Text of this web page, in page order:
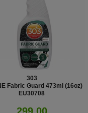
303
Fabric Guard 473ml (16oz)
EU30708